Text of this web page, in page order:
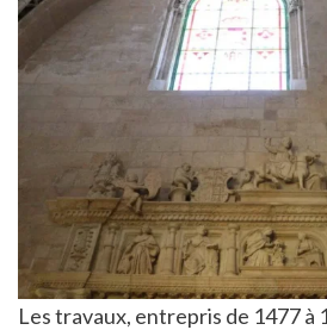
Les travaux, entrepris de 1477